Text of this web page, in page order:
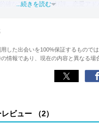
的確なアドバイスが好評。恋愛アド
恋愛アドバイザー資格保持
...続きを読む
した出会いを100%保証するものでは
情報であり、現在の内容と異なる場
ビュー （2）